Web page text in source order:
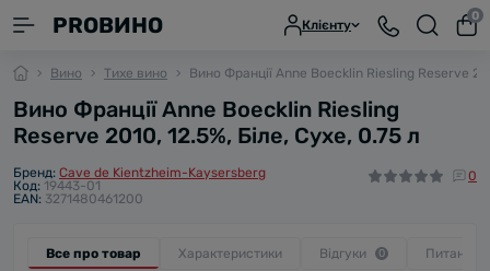
PROВИНО Клієнту
0
Вино Тихе вино Вино Франції Anne Boecklin Riesling Reserve
Вино Франції Anne Boecklin Riesling
Reserve 2010, 12.5%, Біле, Сухе, 0.75 л
Бренд: Cave de Kientzheim-Kaysersberg
Код: 19443-01
EAN: 3271480461200
0
Все про товар Характеристики Відгуки 0 Питання